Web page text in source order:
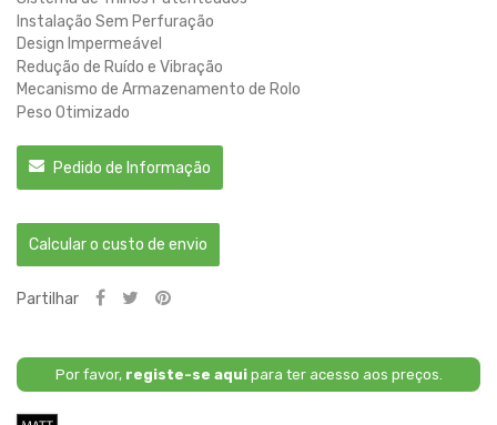
Instalação Sem Perfuração
Design Impermeável
Redução de Ruído e Vibração
Mecanismo de Armazenamento de Rolo
Peso Otimizado
Pedido de Informação
Calcular o custo de envio
Partilhar
Por favor, registe-se aquipara ter acesso aos preços.